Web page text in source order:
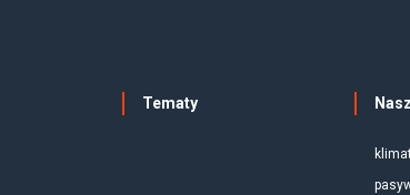
Tematy